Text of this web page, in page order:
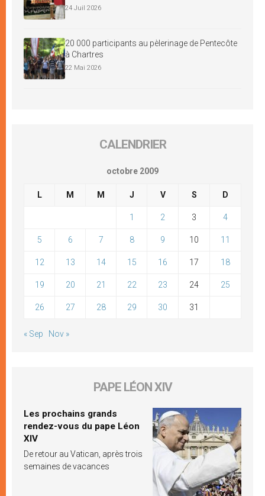
24 Juil 2026
20 000 participants au pèlerinage de Pentecôte
à Chartres
22 Mai 2026
CALENDRIER
octobre 2009
L M M J V S D
1 2 3 4
5 6 7 8 9 10 11
12 13 14 15 16 17 18
19 20 21 22 23 24 25
26 27 28 29 30 31
« Sep Nov »
PAPE LÉON XIV
Les prochains grands
rendez-vous du pape Léon
XIV
De retour au Vatican, après trois
semaines de vacances